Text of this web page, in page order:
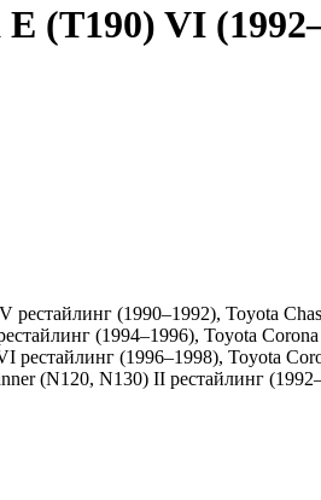
(T190) VI
(1990–1992), Toyota
(1994–1996), Toyota
(1996–1998), Toyota
(N120, N130) II рестайлинг